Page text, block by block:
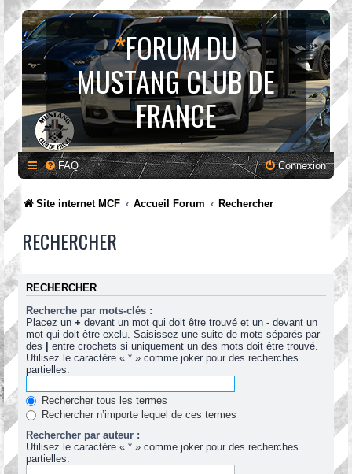
*FORUM DU
MUSTANG CLUB DE
FRANCE
FAQ Connexion
Site internet MCF Accueil Forum Rechercher
RECHERCHER
RECHERCHER
Recherche par mots-clés :
Placez un + devant un mot qui doit être trouvé et un - devant un
mot qui doit être exclu. Saisissez une suite de mots séparés par
des | entre crochets si uniquement un des mots doit être trouvé.
Utilisez le caractère « * » comme joker pour des recherches
partielles.
Rechercher tous les termes
Rechercher n’importe lequel de ces termes
Rechercher par auteur :
Utilisez le caractère « * » comme joker pour des recherches
partielles.